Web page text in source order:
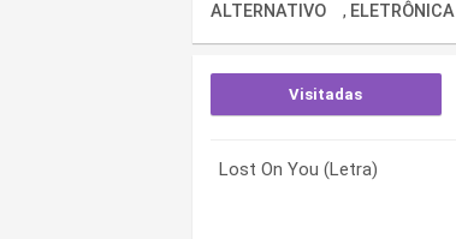
ALTERNATIVO , ELETRÔNICA
Visitadas
Lost On You (Letra)
Lost On You (Letra)
Lost On You (Letra)